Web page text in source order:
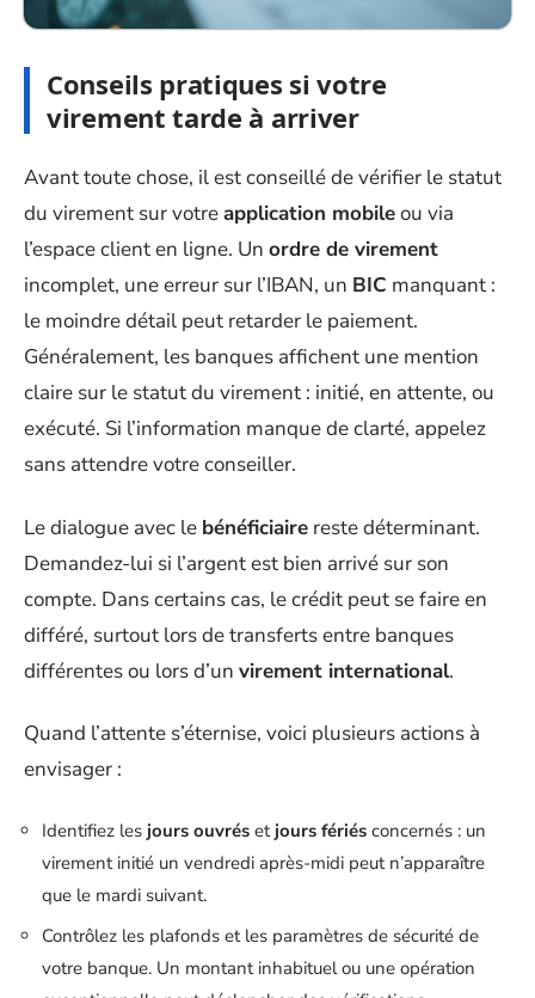
Conseils pratiques si votre
virement tarde à arriver
Avant toute chose, il est conseillé de vérifier le statut
du virement sur votreapplication mobileou via
l’espace client en ligne. Un ordre de virement
incomplet, une erreur sur l’IBAN, un BIC manquant :
le moindre détail peut retarder le paiement.
Généralement, les banques affichent une mention
claire sur le statut du virement : initié, en attente, ou
exécuté. Si l’information manque de clarté, appelez
sans attendre votre conseiller.
Le dialogue avec le bénéficiaire reste déterminant.
Demandez-lui si l’argent est bien arrivé sur son
compte. Dans certains cas, le crédit peut se faire en
différé, surtout lors de transferts entre banques
différentes ou lors d’un virement international.
Quand l’attente s’éternise, voici plusieurs actions à
envisager :
Identifiez les jours ouvrés et jours fériés concernés : un
virement initié un vendredi après-midi peut n’apparaître
que le mardi suivant.
Contrôlez les plafonds et les paramètres de sécurité de
votre banque. Un montant inhabituel ou une opération